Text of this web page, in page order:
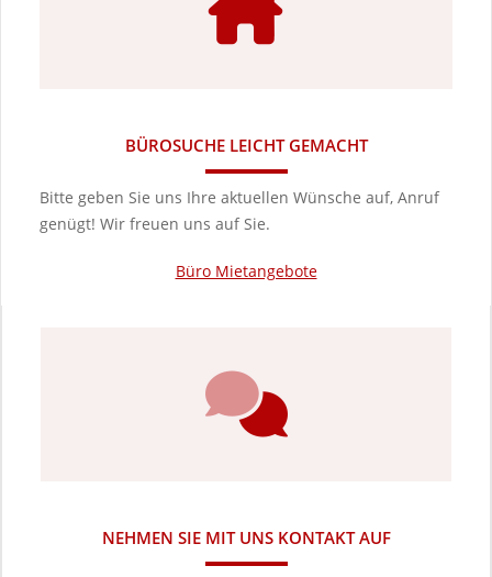
BÜROSUCHE LEICHT GEMACHT
Bitte geben Sie uns Ihre aktuellen Wünsche auf, Anruf
genügt! Wir freuen uns auf Sie.
Büro Mietangebote
NEHMEN SIE MIT UNS KONTAKT AUF